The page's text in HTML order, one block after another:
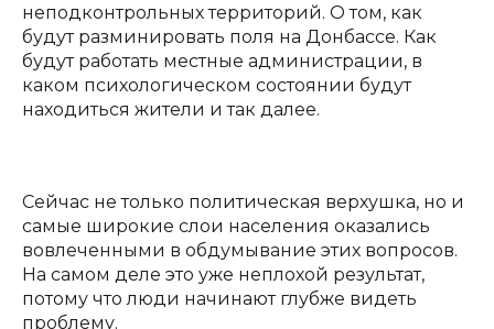
неподконтрольных территорий. О том, как
будут разминировать поля на Донбассе. Как
будут работать местные администрации, в
каком психологическом состоянии будут
находиться жители и так далее.
Сейчас не только политическая верхушка, но и
самые широкие слои населения оказались
вовлеченными в обдумывание этих вопросов.
На самом деле это уже неплохой результат,
потому что люди начинают глубже видеть
проблему.